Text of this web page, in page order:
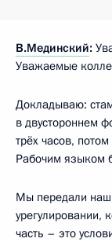
В.Мединский:
Уважаемые
Докладываю:
в двустороннем
трёх часов,
Рабочим языком
Мы передали
урегулировании,
часть – это